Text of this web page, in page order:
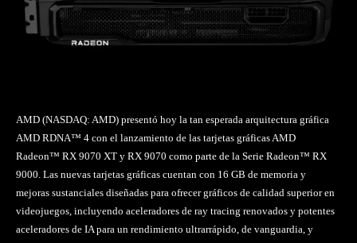
AMD (NASDAQ: AMD) presentó hoy la tan esperada arquitectura gráfica
AMD RDNA™ 4 con el lanzamiento de las tarjetas gráficas AMD
Radeon™ RX 9070 XT y RX 9070 como parte de la Serie Radeon™ RX
9000. Las nuevas tarjetas gráficas cuentan con 16 GB de memoria y
mejoras sustanciales diseñadas para ofrecer gráficos de calidad superior en
videojuegos, incluyendo aceleradores de ray tracing renovados y potentes
aceleradores de IA para un rendimiento ultrarrápido, de vanguardia, y